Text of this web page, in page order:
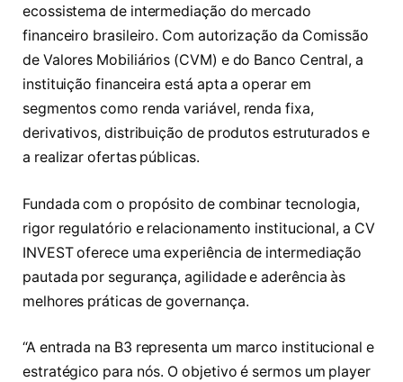
ecossistema de intermediação do mercado
financeiro brasileiro. Com autorização da Comissão
de Valores Mobiliários (CVM) e do Banco Central, a
instituição financeira está apta a operar em
segmentos como renda variável, renda fixa,
derivativos, distribuição de produtos estruturados e
a realizar ofertas públicas.
Fundada com o propósito de combinar tecnologia,
rigor regulatório e relacionamento institucional, a CV
INVEST oferece uma experiência de intermediação
pautada por segurança, agilidade e aderência às
melhores práticas de governança.
“A entrada na B3 representa um marco institucional e
estratégico para nós. O objetivo é sermos um player